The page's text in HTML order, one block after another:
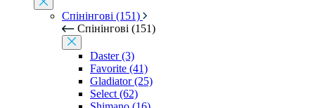
Спінінгові (151)
Спінінгові (151)
Daster (3)
Favorite (41)
Gladiator (25)
Select (62)